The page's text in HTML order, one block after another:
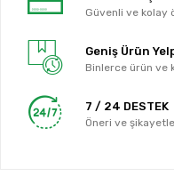
Güvenli ve kolay
Geniş Ürün
Binlerce ürün ve
7 / 24 DESTEK
Öneri ve